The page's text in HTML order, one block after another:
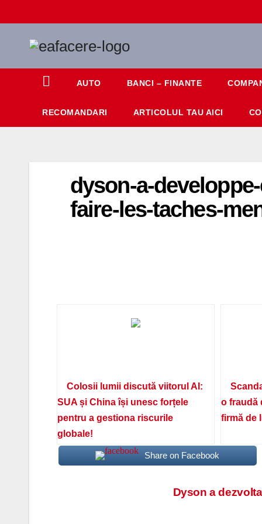
to
AUTO BANCI – FINANTE
RECOMANDARI ARTICOLUL TAU AICI
dyson-a-
faire-les-taches-
Colosii lumii discută viitorul AI:
SUA și China își unesc forțele
pentru a gestiona riscurile
globale!
o fraudă
firmă de
Share on Facebook
Dyson a